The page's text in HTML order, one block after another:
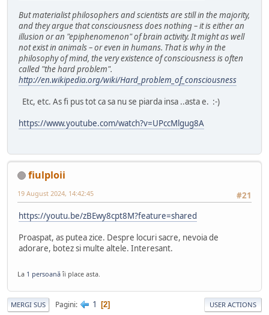
But materialist philosophers and scientists are still in the majority,
and they argue that consciousness does nothing – it is either an
illusion or an "epiphenomenon" of brain activity. It might as well
not exist in animals – or even in humans. That is why in the
philosophy of mind, the very existence of consciousness is often
called "the hard problem".
http://en.wikipedia.org/wiki/Hard_problem_of_consciousness
Etc, etc. As fi pus tot ca sa nu se piarda insa ..asta e. :-)
https://www.youtube.com/watch?v=UPccMlgug8A
fiulploii
#21
19 August 2024, 14:42:45
https://youtu.be/zBEwy8cpt8M?feature=shared
Proaspat, as putea zice. Despre locuri sacre, nevoia de
adorare, botez si multe altele. Interesant.
La 1 persoanăîi place asta.
MERGI SUS Pagini 1 2 USER ACTIONS